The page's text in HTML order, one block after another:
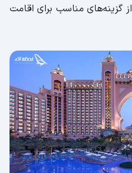
هتل‌های chedi و Ritz Carlton از گزينه‌های مناسب برای اقامت